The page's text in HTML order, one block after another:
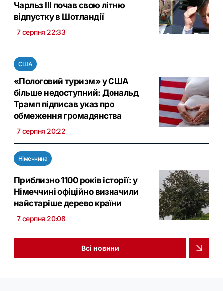
Чарльз III почав свою літню
відпустку в Шотландії
7 серпня 22:33
США
«Пологовий туризм» у США
більше недоступний: Дональд
Трамп підписав указ про
обмеження громадянства
7 серпня 20:22
Німеччина
Приблизно 1100 років історії: у
Німеччині офіційно визначили
найстаріше дерево країни
7 серпня 20:08
Всі новини